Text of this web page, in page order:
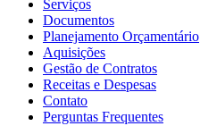
Serviços
Documentos
Planejamento Orçamentário
Aquisições
Gestão de Contratos
Receitas e Despesas
Contato
Perguntas Frequentes